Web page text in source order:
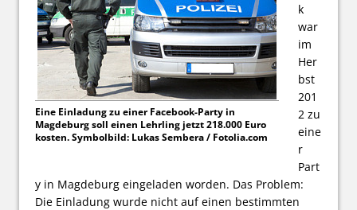
Eine Einladung zu einer Facebook-Party in
Magdeburg soll einen Lehrling jetzt 218.000 Euro
kosten. Symbolbild: Lukas Sembera / Fotolia.com
k
war
im
Her
bst
201
2 zu
eine
r
Part
y in Magdeburg eingeladen worden. Das Problem:
Die Einladung wurde nicht auf einen bestimmten